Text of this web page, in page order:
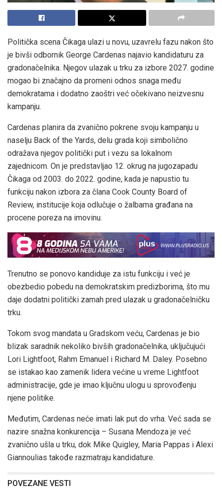
Politička scena Čikaga ulazi u novu, uzavrelu fazu nakon što
je bivši odbornik George Cardenas najavio kandidaturu za
gradonačelnika. Njegov ulazak u trku za izbore 2027. godine
mogao bi značajno da promeni odnos snaga među
demokratama i dodatno zaoštri već očekivano neizvesnu
kampanju.
Cardenas planira da zvanično pokrene svoju kampanju u
naselju Back of the Yards, delu grada koji simbolično
odražava njegov politički put i vezu sa lokalnom
zajednicom. On je predstavljao 12. okrug na jugozapadu
Čikaga od 2003. do 2022. godine, kada je napustio tu
funkciju nakon izbora za člana Cook County Board of
Review, institucije koja odlučuje o žalbama građana na
procene poreza na imovinu.
Trenutno se ponovo kandiduje za istu funkciju i već je
obezbedio pobedu na demokratskim predizborima, što mu
daje dodatni politički zamah pred ulazak u gradonačelničku
trku.
Tokom svog mandata u Gradskom veću, Cardenas je bio
blizak saradnik nekoliko bivših gradonačelnika, uključujući
Lori Lightfoot, Rahm Emanuel i Richard M. Daley. Posebno
se istakao kao zamenik lidera većine u vreme Lightfoot
administracije, gde je imao ključnu ulogu u sprovođenju
njene politike.
Međutim, Cardenas neće imati lak put do vrha. Već sada se
nazire snažna konkurencija – Susana Mendoza je već
zvanično ušla u trku, dok Mike Quigley, Maria Pappas i Alexi
Giannoulias takođe razmatraju kandidature.
POVEZANE VESTI